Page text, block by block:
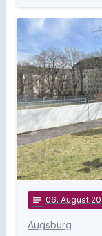
notes 06. August
Augsburg